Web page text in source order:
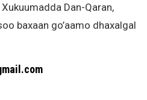
Dan-Qaran,
baxaan go’aamo dhaxalgal